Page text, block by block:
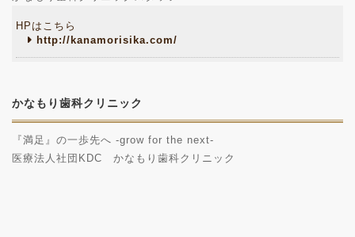
HPはこちら
http://kanamorisika.com/
かなもり歯科クリニック
『満足』の一歩先へ -grow for the next-
医療法人社団KDC かなもり歯科クリニック